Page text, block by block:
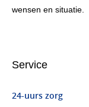
wensen en situatie.
Service
24-uurs zorg